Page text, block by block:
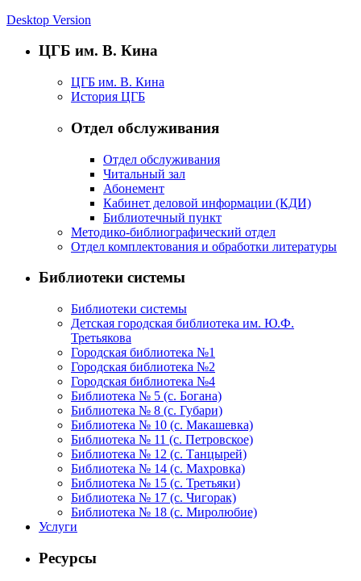
Desktop Version
ЦГБ им. В. Кина
ЦГБ им. В. Кина
История ЦГБ
Отдел обслуживания
Отдел обслуживания
Читальный зал
Абонемент
Кабинет деловой информации (КДИ)
Библиотечный пункт
Методико-библиографический отдел
Отдел комплектования и обработки литературы
Библиотеки системы
Библиотеки системы
Детская городская библиотека им. Ю.Ф.
Третьякова
Городская библиотека №1
Городская библиотека №2
Городская библиотека №4
Библиотека № 5 (с. Богана)
Библиотека № 8 (с. Губари)
Библиотека № 10 (с. Макашевка)
Библиотека № 11 (с. Петровское)
Библиотека № 12 (с. Танцырей)
Библиотека № 14 (с. Махровка)
Библиотека № 15 (с. Третьяки)
Библиотека № 17 (с. Чигорак)
Библиотека № 18 (с. Миролюбие)
Услуги
Ресурсы